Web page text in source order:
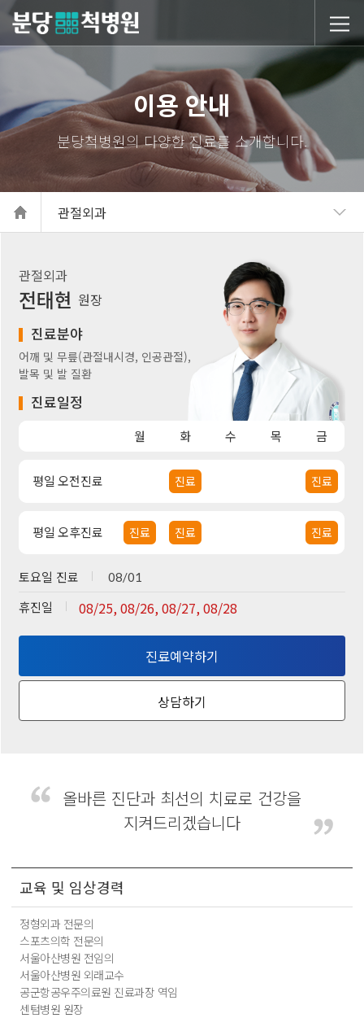
당척병원
이용 안내
관절외과
관절외과
전태현 원장
진료분야
어깨 및 무릎(관절내시경, 인공관절),
발목 및 발 질환
진료일정
월 화 수 목 금
평일 오전진료 진료 진료
평일 오후진료 진료 진료 진료
토요일 진료 08/01
휴진일 08/25, 08/26, 08/27, 08/28
진료예약하기
상담하기
올바른 진단과 최선의 치료로 건강을
지켜드리겠습니다
교육 및 임상경력
정형외과 전문의
스포츠의학 전문의
서울아산병원 전임의
서울아산병원 외래교수
공군항공우주의료원 진료과장 역임
센텀병원 원장